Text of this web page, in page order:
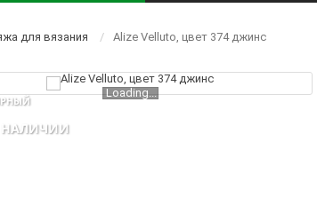
для вязания Alize Velluto, цвет 374 джинс
НАЛИЧИИ
Loading...